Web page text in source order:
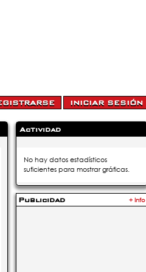
Actividad
No hay datos estadísticos
suficientes para mostrar gráficas.
Publicidad + Info